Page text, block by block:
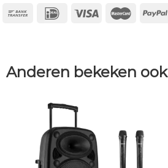
Anderen bekeken ook